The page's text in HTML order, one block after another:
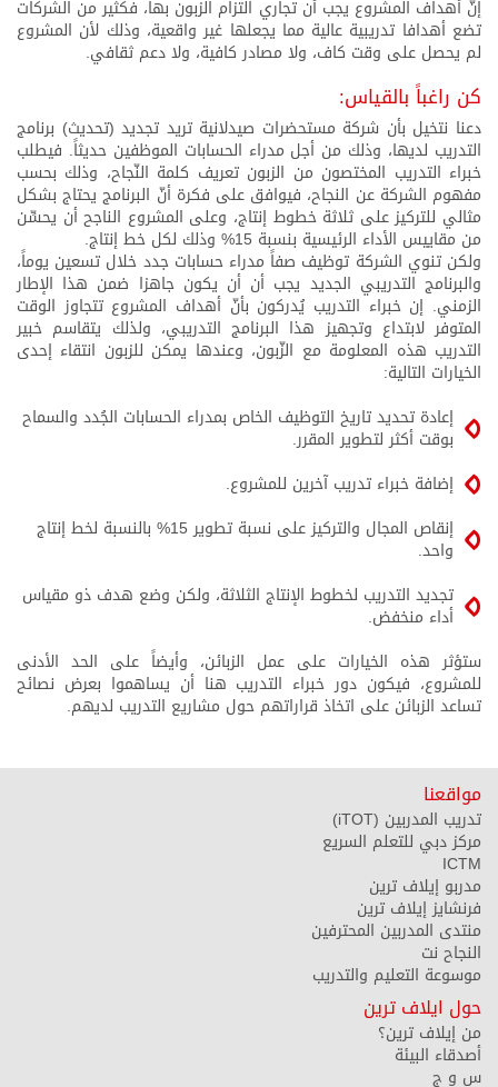
إنّ أهداف المشروع يجب أن تجاري التزام الزبون بها، فكثير من الشركات
تضع أهدافا تدريبية عالية مما يجعلها غير واقعية، وذلك لأن المشروع
لم يحصل على وقت كاف، ولا مصادر كافية، ولا دعم ثقافي.
كن راغباً بالقياس:
دعنا نتخيل بأن شركة مستحضرات صيدلانية تريد تجديد (تحديث) برنامج
التدريب لديها، وذلك من أجل مدراء الحسابات الموظفين حديثاً. فيطلب
خبراء التدريب المختصون من الزبون تعريف كلمة النّجاح، وذلك بحسب
مفهوم الشركة عن النجاح، فيوافق على فكرة أنّ البرنامج يحتاج بشكل
مثالي للتركيز على ثلاثة خطوط إنتاج، وعلى المشروع الناجح أن يحسِّن
من مقاييس الأداء الرئيسية بنسبة 15% وذلك لكل خط إنتاج.
ولكن تنوي الشركة توظيف صفاًمدراء حسابات جدد خلال تسعين يوماً،
والبرنامج التدريبي الجديد يجب أن أن يكون جاهزا ضمن هذا الإطار
الزمني. إن خبراء التدريب يُدركون بأنّ أهداف المشروع تتجاوز الوقت
المتوفر لابتداع وتجهيز هذا البرنامج التدريبي، ولذلك يتقاسم خبير
التدريب هذه المعلومة مع الزّبون، وعندها يمكن للزبون انتقاء إحدى
الخيارات التالية:
إعادة تحديد تاريخ التوظيف الخاص بمدراء الحسابات الجُدد والسماح
بوقت أكثر لتطوير المقرر.
إضافة خبراء تدريب آخرين للمشروع.
إنقاص المجال والتركيز على نسبة تطوير 15% بالنسبة لخط إنتاج
واحد.
تجديد التدريب لخطوط الإنتاج الثلاثة، ولكن وضع هدف ذو مقياس
أداء منخفض.
ستؤثر هذه الخيارات على عمل الزبائن، وأيضاً على الحد الأدنى
للمشروع، فيكون دور خبراء التدريب هنا أن يساهموا بعرض نصائح
تساعد الزبائن على اتخاذ قراراتهم حول مشاريع التدريب لديهم.
مواقعنا
تدريب المدربين (iTOT)
مركز دبي للتعلم السريع
ICTM
مدربو إيلاف ترين
فرنشايز إيلاف ترين
منتدى المدربين المحترفين
النجاح نت
موسوعة التعليم والتدريب
حول ايلاف ترين
من إيلاف ترين؟
أصدقاء البيئة
س و ج